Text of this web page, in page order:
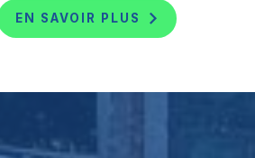
EN SAVOIR PLUS